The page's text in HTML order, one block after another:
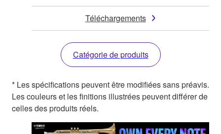
Téléchargements
Catégorie de produits
* Les spécifications peuvent être modifiées sans préavis.
Les couleurs et les finitions illustrées peuvent différer de
celles des produits réels.